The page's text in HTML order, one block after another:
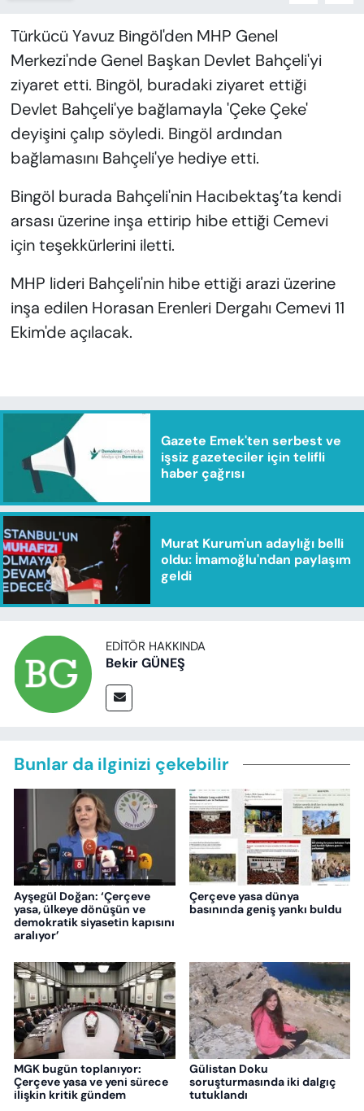
Türkücü Yavuz Bingöl'den MHP Genel
Merkezi'nde Genel Başkan Devlet Bahçeli'yi
ziyaret etti. Bingöl, buradaki ziyaret ettiği
Devlet Bahçeli'ye bağlamayla 'Çeke Çeke'
deyişini çalıp söyledi. Bingöl ardından
bağlamasını Bahçeli'ye hediye etti.
Bingöl burada Bahçeli'nin Hacıbektaş’ta kendi
arsası üzerine inşa ettirip hibe ettiği Cemevi
için teşekkürlerini iletti.
MHP lideri Bahçeli'nin hibe ettiği arazi üzerine
inşa edilen Horasan Erenleri Dergahı Cemevi 11
Ekim'de açılacak.
Gazete Emek'ten serbest ve
işsiz gazeteciler için telifli
haber çağrısı
Murat Kurum'un adaylığı belli
oldu: İmamoğlu'ndan paylaşım
geldi
EDITÖR HAKKINDA
Bekir GÜNEŞ
Bunlar da ilginizi çekebilir
Ayşegül Doğan: ‘Çerçeve
yasa, ülkeye dönüşün ve
demokratik siyasetin kapısını
aralıyor’
Çerçeve yasa dünya
basınında geniş yankı buldu
MGK bugün toplanıyor:
Çerçeve yasa ve yeni sürece
ilişkin kritik gündem
Gülistan Doku
soruşturmasında iki dalgıç
tutuklandı
YAZAR KÖŞESİ
SİYASET
VAN VE DİYARBAKIR HABERLERİ